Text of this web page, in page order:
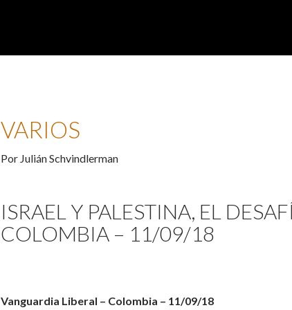
VARIOS
Por Julián Schvindlerman
ISRAEL Y PALESTINA, EL
COLOMBIA – 11/09/18
Vanguardia Liberal – Colombia – 11/09/18